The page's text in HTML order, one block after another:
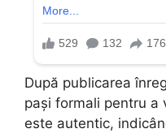
După publicarea
pași formali pentru a
este autentic,